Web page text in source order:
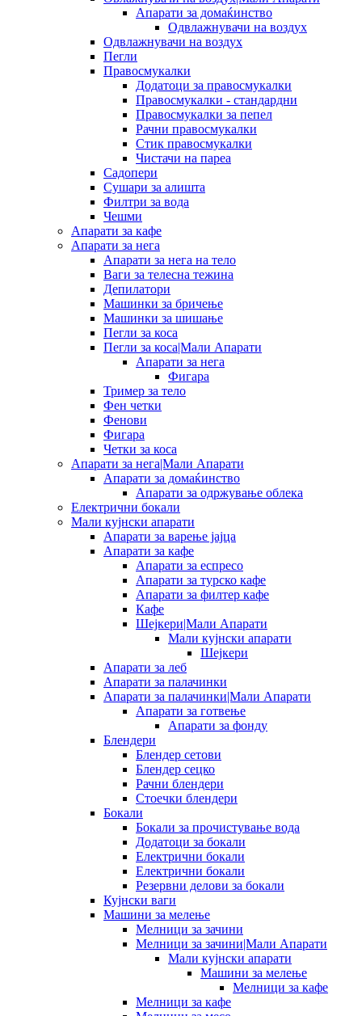
Апарати за домаќинство
Одвлажнувачи на воздух
Одвлажнувачи на воздух
Пегли
Правосмукалки
Додатоци за правосмукалки
Правосмукалки - стандардни
Правосмукалки за пепел
Рачни правосмукалки
Стик правосмукалки
Чистачи на пареа
Садопери
Сушари за алишта
Филтри за вода
Чешми
Апарати за кафе
Апарати за нега
Апарати за нега на тело
Ваги за телесна тежина
Депилатори
Машинки за бричење
Машинки за шишање
Пегли за коса
Пегли за коса|Мали Апарати
Апарати за нега
Фигара
Тример за тело
Фен четки
Фенови
Фигара
Четки за коса
Апарати за нега|Мали Апарати
Апарати за домаќинство
Апарати за одржување облека
Електрични бокали
Мали кујнски апарати
Апарати за варење јајца
Апарати за кафе
Апарати за еспресо
Апарати за турско кафе
Апарати за филтер кафе
Кафе
Шејкери|Мали Апарати
Мали кујнски апарати
Шејкери
Апарати за леб
Апарати за палачинки
Апарати за палачинки|Мали Апарати
Апарати за готвење
Апарати за фонду
Блендери
Блендер сетови
Блендер сецко
Рачни блендери
Стоечки блендери
Бокали
Бокали за прочистување вода
Додатоци за бокали
Електрични бокали
Електрични бокали
Резервни делови за бокали
Кујнски ваги
Машини за мелење
Мелници за зачини
Мелници за зачини|Мали Апарати
Мали кујнски апарати
Машини за мелење
Мелници за кафе
Мелници за кафе